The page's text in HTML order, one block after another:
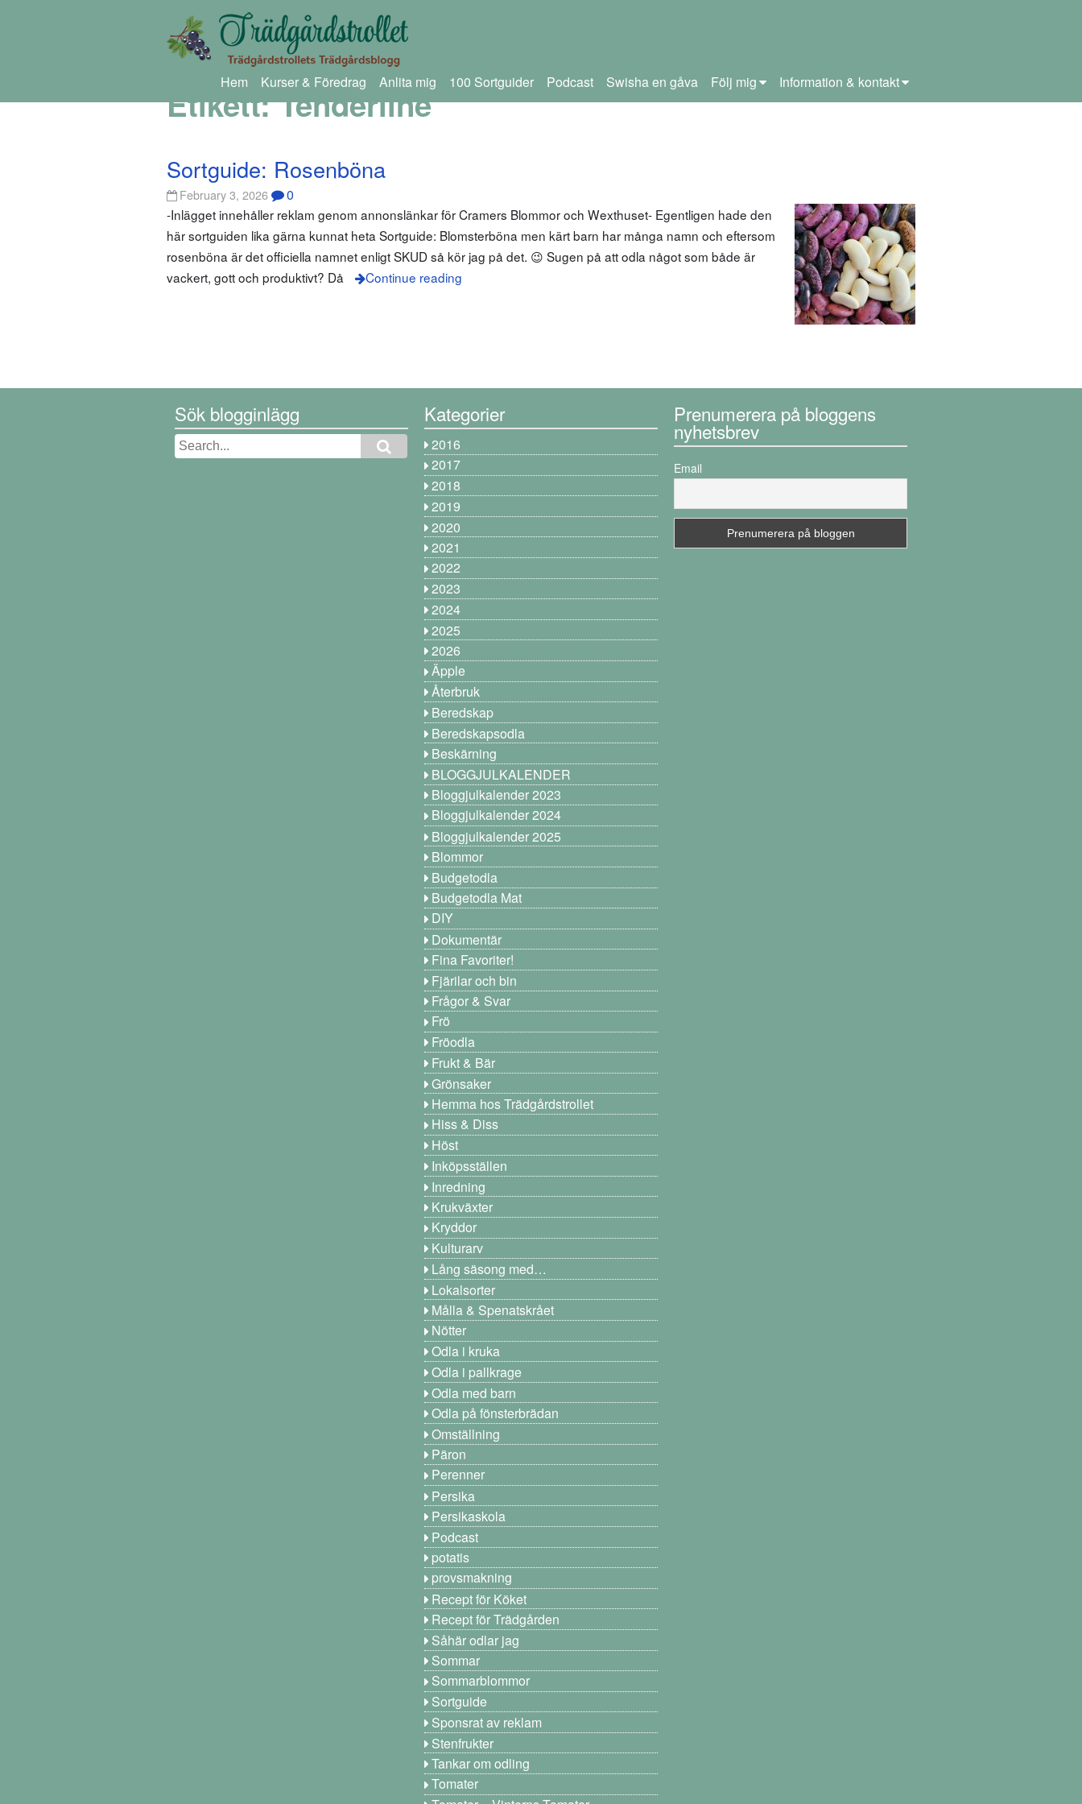
Hem Kurser & Föredrag Anlita mig 100 Sortguider Podcast Swisha en gåva Följ mig Information & kontakt
Etikett:Tenderline
Sortguide: Rosenböna
February 3, 2026 0
-Inlägget innehåller reklam genom annonslänkar för Cramers Blommor och Wexthuset- Egentligen hade den
här sortguiden lika gärna kunnat heta Sortguide: Blomsterböna men kärt barn har många namn och eftersom
rosenböna är det officiella namnet enligt SKUD så kör jag på det. 😉 Sugen på att odla något som både är
vackert, gott och produktivt? Då
Continue reading
Sök blogginlägg Kategorier
2016
2017
2018
2019
2020
2021
2022
2023
2024
2025
2026
Äpple
Återbruk
Beredskap
Beredskapsodla
Beskärning
BLOGGJULKALENDER
Bloggjulkalender 2023
Bloggjulkalender 2024
Bloggjulkalender 2025
Blommor
Budgetodla
Budgetodla Mat
DIY
Dokumentär
Fina Favoriter!
Fjärilar och bin
Frågor & Svar
Frö
Fröodla
Frukt & Bär
Grönsaker
Hemma hos Trädgårdstrollet
Hiss & Diss
Höst
Inköpsställen
Inredning
Krukväxter
Kryddor
Kulturarv
Lång säsong med…
Lokalsorter
Målla & Spenatskrået
Nötter
Odla i kruka
Odla i pallkrage
Odla med barn
Odla på fönsterbrädan
Omställning
Päron
Perenner
Persika
Persikaskola
Podcast
potatis
provsmakning
Recept för Köket
Recept för Trädgården
Såhär odlar jag
Sommar
Sommarblommor
Sortguide
Sponsrat av reklam
Stenfrukter
Tankar om odling
Tomater
Prenumerera på bloggens
nyhetsbrev
Email